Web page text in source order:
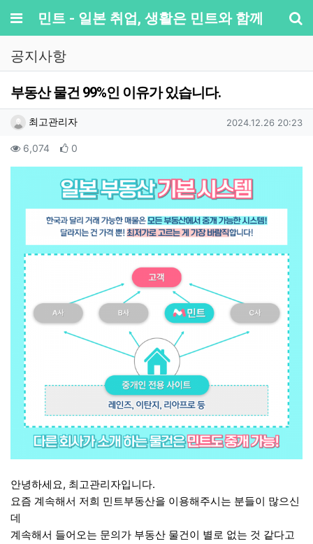
메뉴민트 - 일본 취업, 생활은 민트와 함께
공지사항
부동산 물건 99%인 이유가 있습니다.
작성자 정보
최고관리자작성 작성일
2024.12.26 20:23
컨텐츠 정보
6,074 조회 0
안녕하세요, 최고관리자입니다.
요즘 계속해서 저희 민트부동산을 이용해주시는 분들이 많으신
데
계속해서 들어오는 문의가 부동산 물건이 별로 없는 것 같다고